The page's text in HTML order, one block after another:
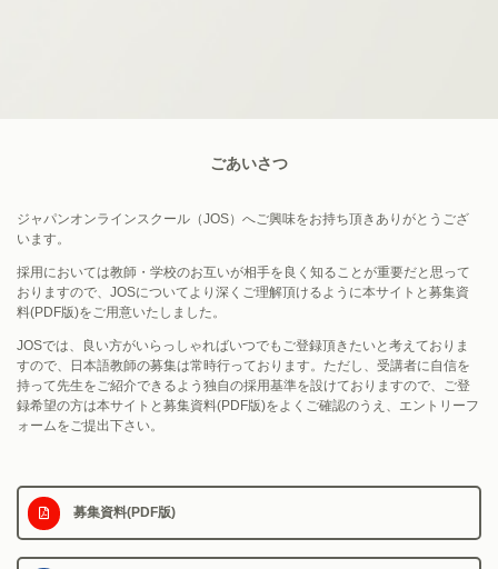
ごあいさつ
ジャパンオンラインスクール（JOS）へご興味をお持ち頂きありがとうござ
います。
採用においては教師・学校のお互いが相手を良く知ることが重要だと思って
おりますので、 JOSについてより深くご理解頂けるように本サイトと募集資
料(PDF版)をご用意いたしました。
JOSでは、良い方がいらっしゃればいつでもご登録頂きたいと考えておりま
すので、
日本語教師の募集は常時行っております。 ただし、受講者に自信を
持って先生をご紹介できるよう独自の採用基準を設けておりますので、 ご登
録希望の方は本サイトと募集資料(PDF版)をよくご確認のうえ、 エントリーフ
ォームをご提出下さい。
募集資料(PDF版)